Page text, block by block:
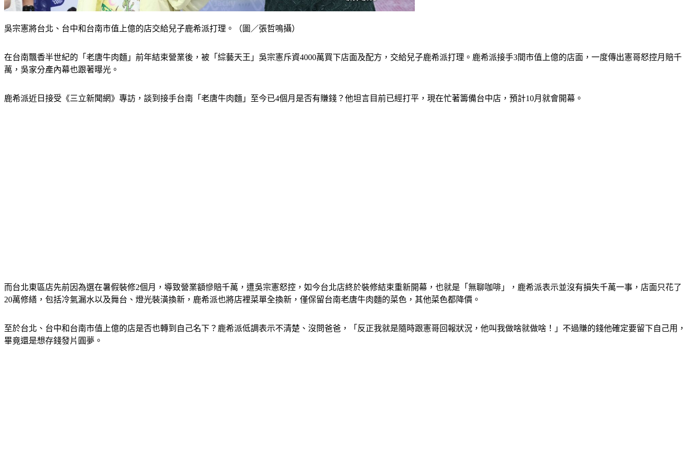
吳宗憲將台北、台中和台南市值上億的店交給兒子鹿希派打理。（圖／張哲鳴攝）
在台南飄香半世紀的「老唐牛肉麵」前年結束營業後，被「綜藝天王」吳宗憲斥資4000萬買下店面及配方，交給兒子鹿希派打理。鹿希派接手3間市值上億的店面，一度傳出憲哥怒控月賠千
萬，吳家分產內幕也跟著曝光。
鹿希派近日接受《三立新聞網》專訪，談到接手台南「老唐牛肉麵」至今已4個月是否有賺錢？他坦言目前已經打平，現在忙著籌備台中店，預計10月就會開幕。
而台北東區店先前因為選在暑假裝修2個月，導致營業額慘賠千萬，遭吳宗憲怒控，如今台北店終於裝修結束重新開幕，也就是「無聊咖啡」，鹿希派表示並沒有損失千萬一事，店面只花了
20萬修繕，包括冷氣漏水以及舞台、燈光裝潢換新，鹿希派也將店裡菜單全換新，僅保留台南老唐牛肉麵的菜色，其他菜色都降價。
至於台北、台中和台南市值上億的店是否也轉到自己名下？鹿希派低調表示不清楚、沒問爸爸，「反正我就是隨時跟憲哥回報狀況，他叫我做啥就做啥！」不過賺的錢他確定要留下自己用，
畢竟還是想存錢發片圓夢。